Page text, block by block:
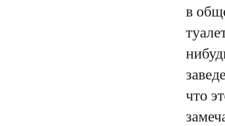
в
что